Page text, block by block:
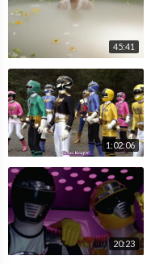
45:41
1:02:06
20:23